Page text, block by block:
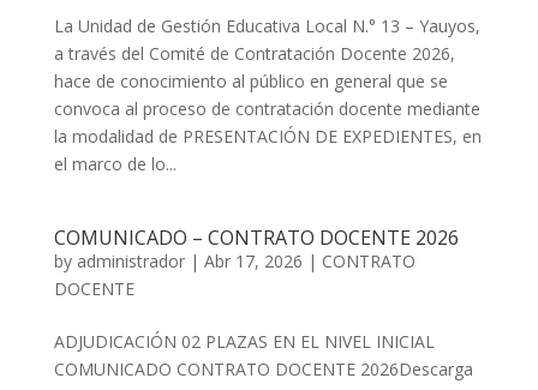
La Unidad de Gestión Educativa Local N.° 13 – Yauyos,
a través del Comité de Contratación Docente 2026,
hace de conocimiento al público en general que se
convoca al proceso de contratación docente mediante
la modalidad de PRESENTACIÓN DE EXPEDIENTES, en
el marco de lo...
COMUNICADO – CONTRATO DOCENTE 2026
by administrador| Abr 17, 2026 | CONTRATO
DOCENTE
ADJUDICACIÓN 02 PLAZAS EN EL NIVEL INICIAL
COMUNICADO CONTRATO DOCENTE 2026Descarga